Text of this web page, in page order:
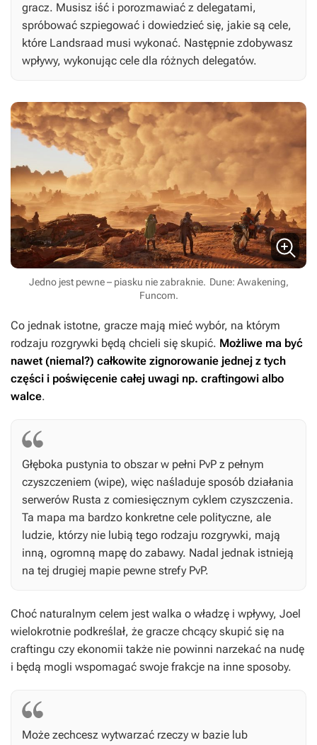
gracz. Musisz iść i porozmawiać z delegatami,
spróbować szpiegować i dowiedzieć się, jakie są cele,
które Landsraad musi wykonać. Następnie zdobywasz
wpływy, wykonując cele dla różnych delegatów.
Jedno jest pewne – piasku nie zabraknie. Dune: Awakening,
Funcom.
Co jednak istotne, gracze mają mieć wybór, na którym
rodzaju rozgrywki będą chcieli się skupić. Możliwe ma być
nawet (niemal?) całkowite zignorowanie jednej z tych
części i poświęcenie całej uwagi np. craftingowi albo
walce.
Głęboka pustynia to obszar w pełni PvP z pełnym
czyszczeniem (wipe), więc naśladuje sposób działania
serwerów Rusta z comiesięcznym cyklem czyszczenia.
Ta mapa ma bardzo konkretne cele polityczne, ale
ludzie, którzy nie lubią tego rodzaju rozgrywki, mają
inną, ogromną mapę do zabawy. Nadal jednak istnieją
na tej drugiej mapie pewne strefy PvP.
Choć naturalnym celem jest walka o władzę i wpływy, Joel
wielokrotnie podkreślał, że gracze chcący skupić się na
craftingu czy ekonomii także nie powinni narzekać na nudę
i będą mogli wspomagać swoje frakcje na inne sposoby.
Może zechcesz wytwarzać rzeczy w bazie lub